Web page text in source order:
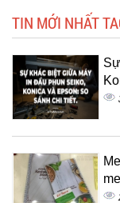
TIN MỚI NHẤT